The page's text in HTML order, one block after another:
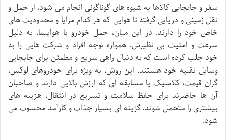
سفر و جابجایی کالاها به شیوه های گوناگونی انجام می شود، از حمل و
نقل زمینی و دریایی گرفته تا هوایی که هر کدام مزایا و محدودیت های
خاص خود را دارند. در این میان، حمل خودرو با هواپیما، به دلیل
سرعت و امنیت بی نظیرش، همواره توجه افراد و شرکت هایی را به
خود جلب کرده است که به دنبال راهی سریع و مطمئن برای جابجایی
وسایل نقلیه خود هستند. این روش، به ویژه برای خودروهای لوکس،
گران قیمت، کلاسیک یا مسابقه ای که ارزش بالایی دارند و صاحبان
آن ها حاضرند برای حفظ سلامت و تسریع در انتقال، هزینه های
بیشتری را متحمل شوند، گزینه ای بسیار جذاب و کارآمد محسوب می
شود.